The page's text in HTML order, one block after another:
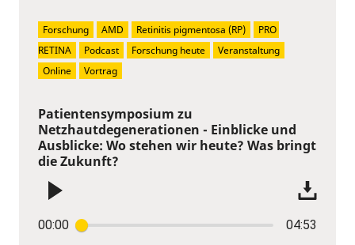
Patientensymposium zu
Netzhautdegenerationen - Einblicke und
Ausblicke: Wo stehen wir heute? Was bringt
die Zukunft?
00:00 04:53
Forschung AMD Retinitis pigmentosa (RP)
PRO
RETINA
Podcast Forschung heute
Veranstaltung
Online
Vortrag